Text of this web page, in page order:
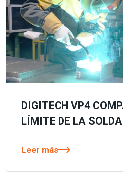
DIGITECH VP4
LÍMITE DE LA
Leer más